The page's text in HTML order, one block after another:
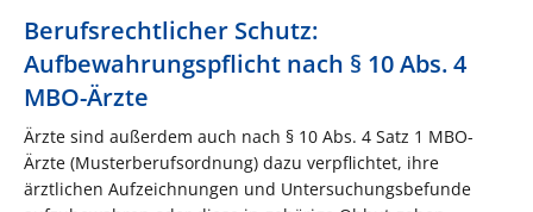
Berufsrechtlicher Schutz:
Aufbewahrungspflicht nach § 10 Abs. 4
MBO-Ärzte
Ärzte sind außerdem auch nach § 10 Abs. 4 Satz 1 MBO-
Ärzte (Musterberufsordnung) dazu verpflichtet, ihre
ärztlichen Aufzeichnungen und Untersuchungsbefunde